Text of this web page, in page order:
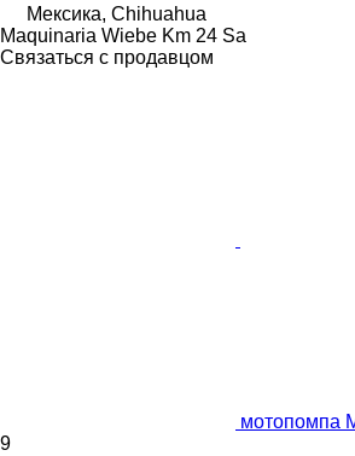
Мексика, Chihuahua
Maquinaria Wiebe Km 24 Sa
Связаться с продавцом
мотопомпа
9